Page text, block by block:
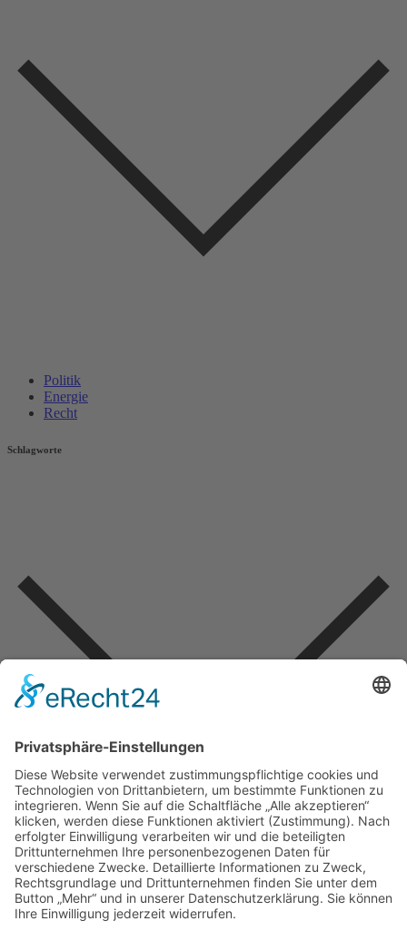
Politik
Energie
Recht
Schlagworte
10-H-Regelung AKW alternative Medien alternativenlose Politik Angela Merkel
Aufarbeitung Bargeld Bayerischer Verdienstorden Beleidigung Bildung Bundesrat
Corona Covid Diäten EKD Erneuerbare Energie